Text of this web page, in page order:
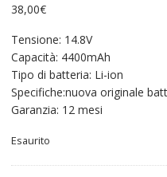
38,00€
Tensione: 14.8V
Capacità: 4400mAh
Tipo di batteria: Li-ion
Specifiche:nuova originale
Garanzia: 12 mesi
Esaurito